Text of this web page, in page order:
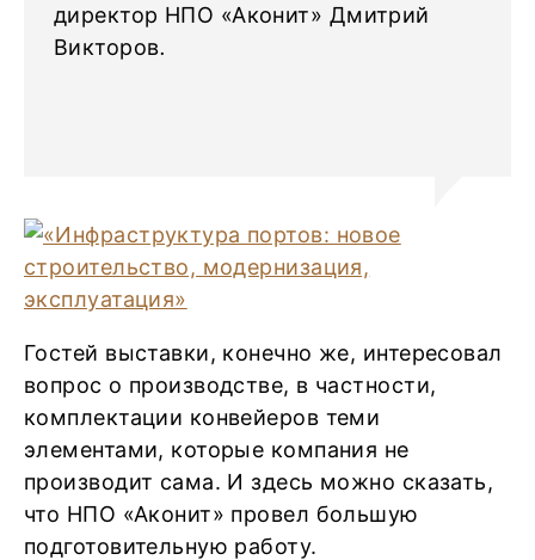
директор НПО «Аконит» Дмитрий
Викторов.
Гостей выставки, конечно же, интересовал
вопрос о производстве, в частности,
комплектации конвейеров теми
элементами, которые компания не
производит сама. И здесь можно сказать,
что НПО «Аконит» провел большую
подготовительную работу.